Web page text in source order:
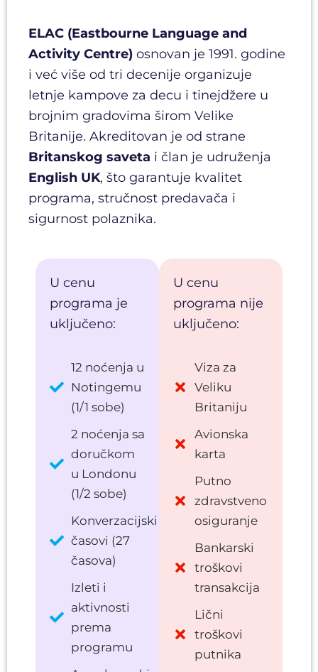
ELAC (Eastbourne Language and
Activity Centre) osnovan je 1991. godine
i već više od tri decenije organizuje
letnje kampove za decu i tinejdžere u
brojnim gradovima širom Velike
Britanije. Akreditovan je od strane
Britanskog saveta i član je udruženja
English UK, što garantuje kvalitet
programa, stručnost predavača i
sigurnost polaznika.
U cenu
programa je
uključeno:
12 noćenja u
Notingemu
(1/1 sobe)
2 noćenja sa
doručkom
u Londonu
(1/2 sobe)
Konverzacijski
časovi (27
časova)
Izleti i
aktivnosti
prema
programu
U cenu
programa nije
uključeno:
Viza za
Veliku
Britaniju
Avionska
karta
Putno
zdravstveno
osiguranje
Bankarski
troškovi
transakcija
Lični
troškovi
putnika